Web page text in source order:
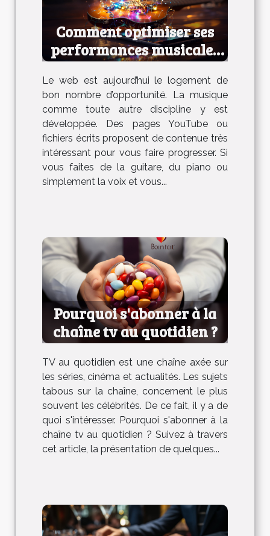
Comment optimiser ses
performances musicales
en ligne ?
Le web est aujourd’hui le logement de
bon nombre d’opportunité. La musique
comme toute autre discipline y est
développée. Des pages YouTube ou
fichiers écrits proposent de contenue très
intéressant pour vous faire progresser. Si
vous faites de la guitare, du piano ou
simplement la voix et vous...
Pourquoi s'abonner à la
chaîne tv au quotidien ?
TV au quotidien est une chaîne axée sur
les séries, cinéma et actualités. Les sujets
tabous sur la chaîne, concernent le plus
souvent les célébrités. De ce fait, il y a de
quoi s'intéresser. Pourquoi s'abonner à la
chaîne tv au quotidien ? Suivez à travers
cet article, la présentation de quelques...